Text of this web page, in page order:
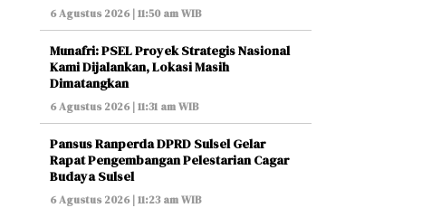
6 Agustus 2026 | 11:50 am WIB
Munafri: PSEL Proyek Strategis Nasional
Kami Dijalankan, Lokasi Masih
Dimatangkan
6 Agustus 2026 | 11:31 am WIB
Pansus Ranperda DPRD Sulsel Gelar
Rapat Pengembangan Pelestarian Cagar
Budaya Sulsel
6 Agustus 2026 | 11:23 am WIB